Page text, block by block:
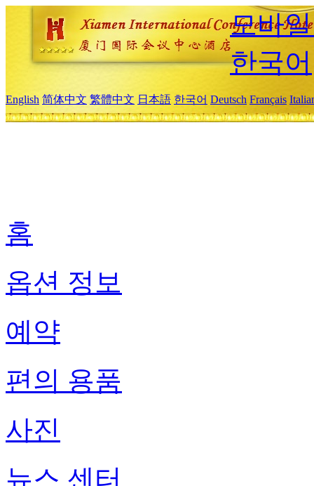
모바
한국어
English 简体中文 繁體中文 日本語 한국어 Deutsch Français
홈
옵션 정보
예약
편의 용품
사진
뉴스 센터